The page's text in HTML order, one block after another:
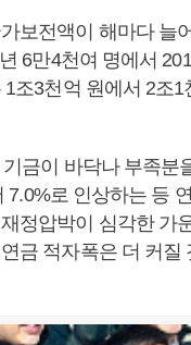
보전액이 해마다 늘
6만4천여 명에서
조3천억 원에서 2조
금이 바닥나 부족분
7.0%로 인상하는 등
정압박이 심각한 가
금 적자폭은 더 커질